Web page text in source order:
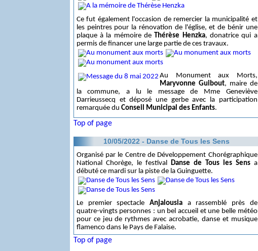
Ce fut également l'occasion de remercier la municipalité et
les peintres pour la rénovation de l'église, et de bénir une
plaque à la mémoire de
Thérèse Henzka, donatrice qui a
permis de financer une large partie de ces travaux.
Au Monument aux Morts,
Maryvonne Guibout, maire de
la commune, a lu le message de Mme Geneviève
Darrieussecq et déposé une gerbe avec la participation
remarquée du Conseil Municipal des Enfants.
Top of page
10/05/2022 - Danse de Tous les Sens
Organisé par le Centre de Développement Chorégraphique
National Chorège, le festival
Danse de Tous les Sensa
débuté ce mardi sur la piste de la Guinguette.
Le premier spectacle Anjalousiaa rassemblé près de
quatre-vingts personnes : un bel accueil et une belle météo
pour ce jeu de rythmes avec acrobatie, danse et musique
flamenco dans le Pays de Falaise.
Top of page